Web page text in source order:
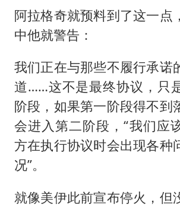
阿拉格奇就预料到了这一点
中他就警告：
我们正在与那些不履行承诺
道……这不是最终协议，只
阶段，如果第一阶段得不到
会进入第二阶段，“我们应
方在执行协议时会出现各种
况”。
就像美伊此前宣布停火，但